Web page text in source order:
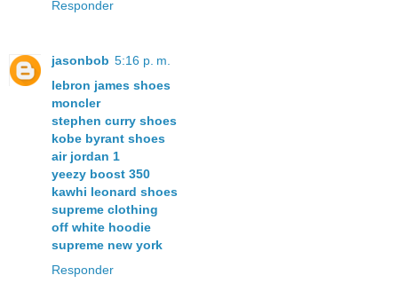
Responder
jasonbob 5:16 p. m.
lebron james shoes
moncler
stephen curry shoes
kobe byrant shoes
air jordan 1
yeezy boost 350
kawhi leonard shoes
supreme clothing
off white hoodie
supreme new york
Responder